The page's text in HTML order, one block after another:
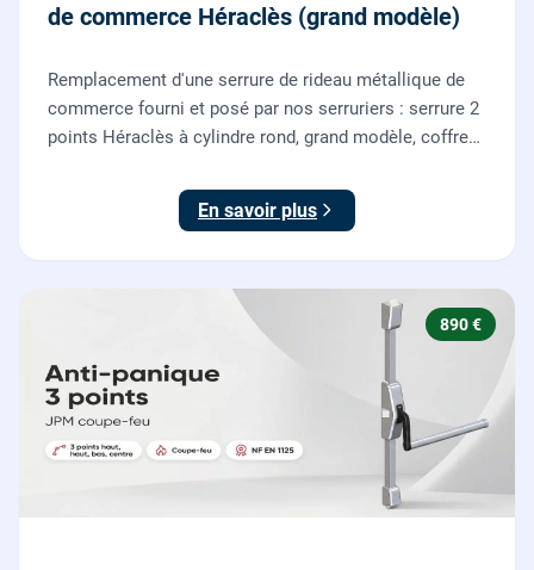
de commerce Héraclès (grand modèle)
Remplacement d'une serrure de rideau métallique de
commerce fourni et posé par nos serruriers : serrure 2
points Héraclès à cylindre rond, grand modèle, coffre
des deux points de verrouillage.
En savoir plus
890 €